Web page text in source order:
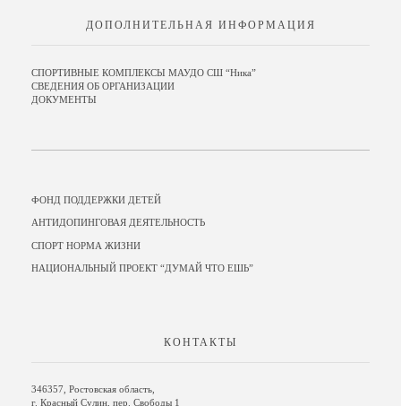
ДОПОЛНИТЕЛЬНАЯ ИНФОРМАЦИЯ
СПОРТИВНЫЕ КОМПЛЕКСЫ МАУДО СШ “Ника”
СВЕДЕНИЯ ОБ ОРГАНИЗАЦИИ
ДОКУМЕНТЫ
ФОНД ПОДДЕРЖКИ ДЕТЕЙ
АНТИДОПИНГОВАЯ ДЕЯТЕЛЬНОСТЬ
СПОРТ НОРМА ЖИЗНИ
НАЦИОНАЛЬНЫЙ ПРОЕКТ “ДУМАЙ ЧТО ЕШЬ”
КОНТАКТЫ
346357, Ростовская область,
г. Красный Сулин, пер. Свободы 1